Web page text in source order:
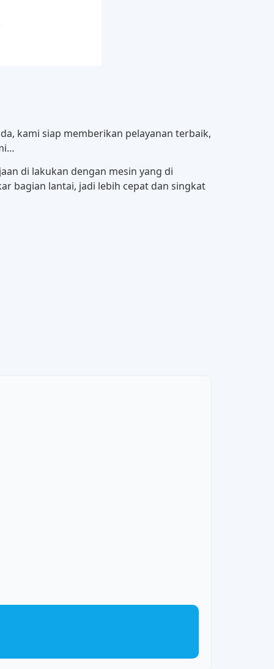
kami siap memberikan pelayanan terbaik,
di lakukan dengan mesin yang di
bagian lantai, jadi lebih cepat dan singkat